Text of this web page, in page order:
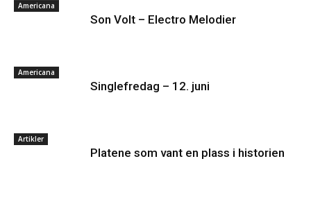
Americana
Son Volt – Electro Melodier
Americana
Singlefredag – 12. juni
Artikler
Platene som vant en plass i historien